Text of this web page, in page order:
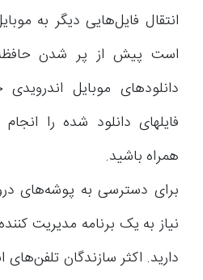
انتقال فایل‌هایی دیگر به
است پیش از پر شدن
دانلودهای موبایل
فایل‎های دانلود شده را انجام دهید. با
همراه باشید.
برای دسترسی به پوشه‌های
دارید. اکثر سازندگان